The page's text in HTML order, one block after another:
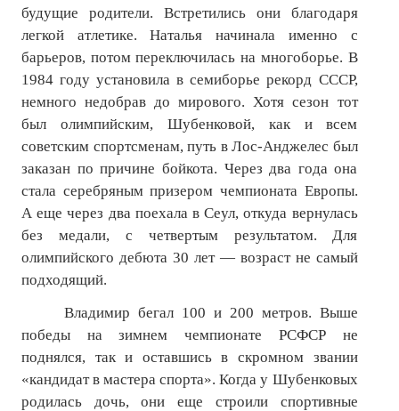
№ 1
№ 3
№ 4
№ 6
№ 7
КНИГИ
Список наших книг
Страница поиска
будущие родители. Встретились они благодаря
легкой атлетике. Наталья начинала именно с
барьеров, потом переключилась на многоборье. В
1984 году установила в семиборье рекорд СССР,
немного недобрав до мирового. Хотя сезон тот
был олимпийским, Шубенковой, как и всем
советским спортсменам, путь в Лос-Анджелес был
заказан по причине бойкота. Через два года она
стала серебряным призером чемпионата Европы.
А еще через два поехала в Сеул, откуда вернулась
без медали, с четвертым результатом. Для
олимпийского дебюта 30 лет — возраст не самый
подходящий.
Владимир бегал 100 и 200 метров. Выше
победы на зимнем чемпионате РСФСР не
поднялся, так и оставшись в скромном звании
«кандидат в мастера спорта». Когда у Шубенковых
родилась дочь, они еще строили спортивные